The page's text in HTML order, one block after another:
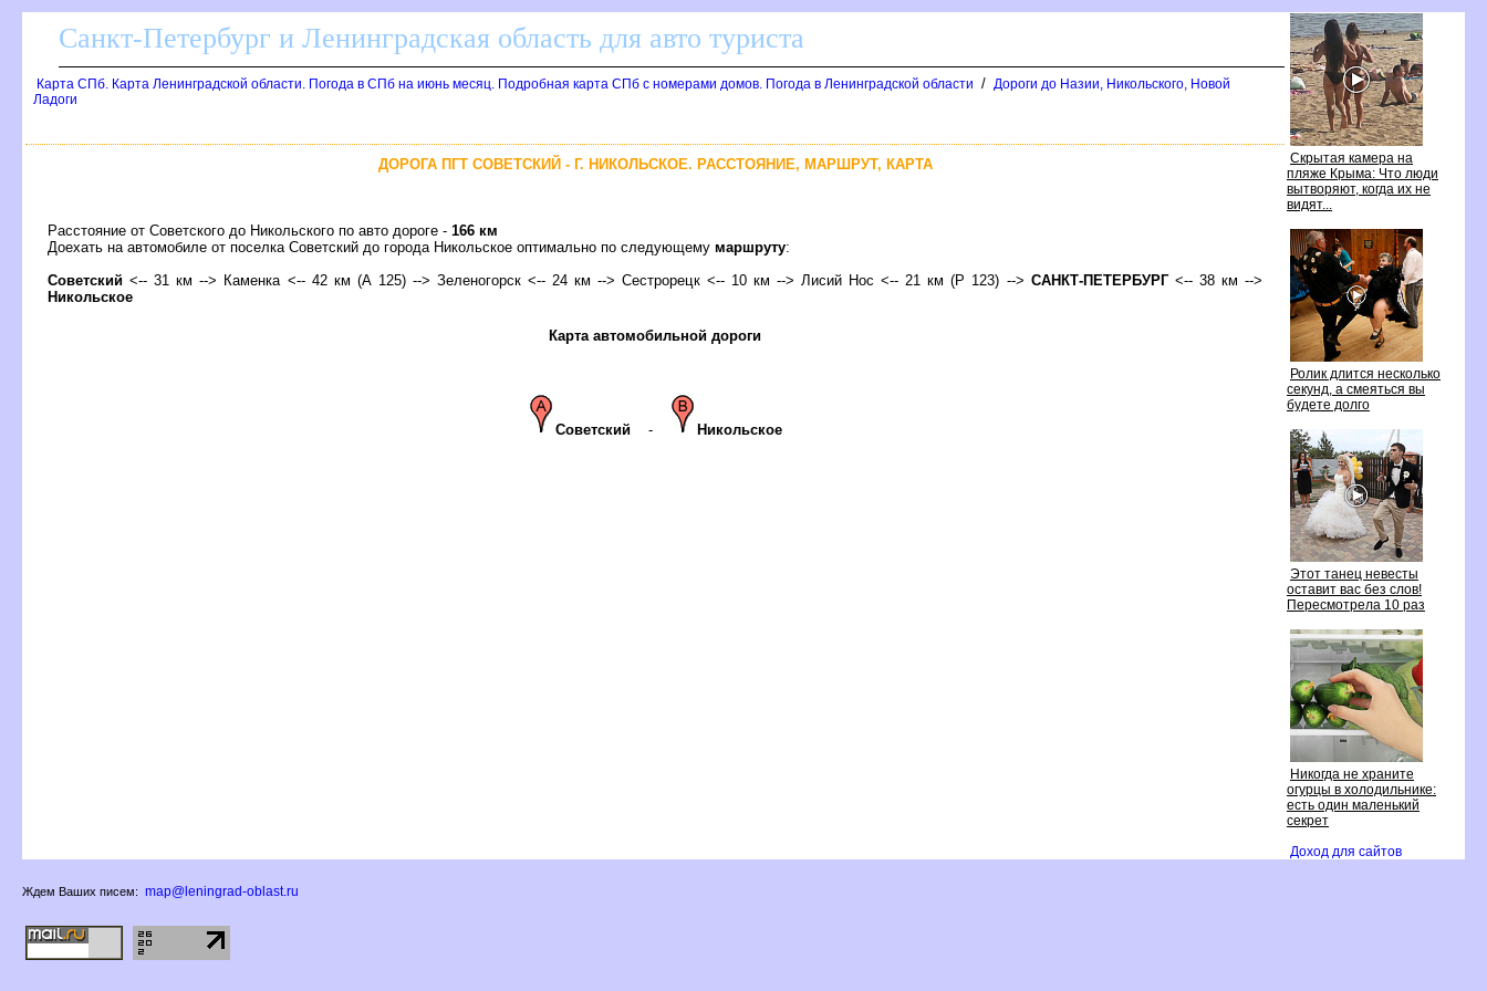
Скрытая камера на
пляже Крыма: Что люди
ытворяют, когда их не
идят...
Ролик длится несколько
секунд, а смеяться вы
удете долго
Этот танец невесты
оставит вас без слов!
Пересмотрела 10 раз
Никогда не храните
огурцы в холодильнике:
есть один маленький
секрет
Доход для сайто
Санкт-Петербург и Ленинградская область для авто туриста
Карта СПб. Карта Ленинградской области. Погода в СПб на июнь месяц. Подробная карта СПб с номерами домов. Погода в Ленинградской области / Дороги до Назии, Никольского, Новой
Ладоги
ДОРОГА ПГТ СОВЕТСКИЙ - Г. НИКОЛЬСКОЕ. РАССТОЯНИЕ, МАРШРУТ, КАРТА
Расстояние от Советского до Никольского по авто дороге - 166 км
Доехать на автомобиле от поселка Советский до города Никольское оптимально по следующему маршруту:
Советский <-- 31 км --> Каменка <-- 42 км (А 125) --> Зеленогорск <-- 24 км --> Сестрорецк <-- 10 км --> Лисий Нос <-- 21 км (Р 123) --> САНКТ-ПЕТЕРБУРГ<-- 38 км -->
Никольское
Карта автомобильной дороги
Советский- Никольское
Ждем Ваших писем: map@leningrad-oblast.ru